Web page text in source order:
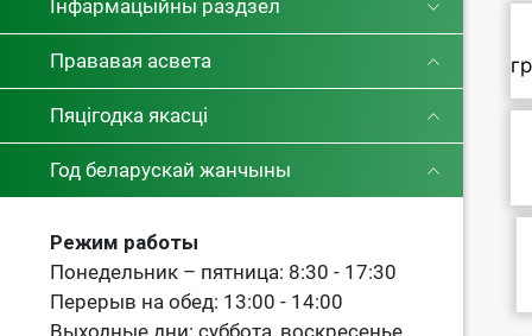
Інфармацыйны раздзел
Прававая асвета
Пяцігодка якасці
Год беларускай жанчыны
Режим работы
Понедельник – пятница: 8:30 - 17:30
Перерыв на обед: 13:00 - 14:00
Выходные дни: суббота, воскресенье